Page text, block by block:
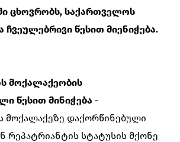
ცხოვრობს, საქართველოს
წესით მიენიჭება.
მოქალაქეობის
წესით მინიჭება -
მოქალაქეზე დაქორწინებული
რეპატრიანტის სტატუსის მქონე